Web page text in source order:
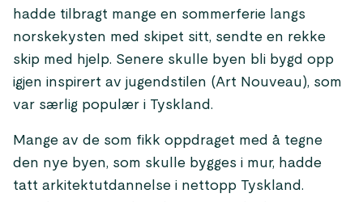
hadde tilbragt mange en sommerferie langs
norskekysten med skipet sitt, sendte en rekke
skip med hjelp. Senere skulle byen bli bygd opp
igjen inspirert av jugendstilen (Art Nouveau), som
var særlig populær i Tyskland.
Mange av de som fikk oppdraget med å tegne
den nye byen, som skulle bygges i mur, hadde
tatt arkitektutdannelse i nettopp Tyskland.